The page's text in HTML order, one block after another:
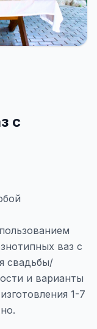
с
ваз с
свадьбы/
и варианты
1-7